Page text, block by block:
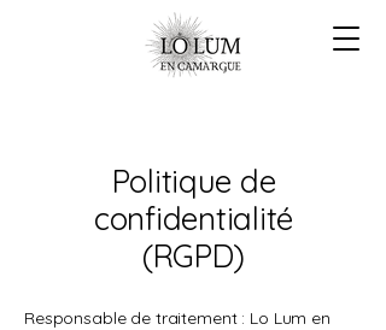
Politique de
confidentialité
(RGPD)
Responsable de traitement : Lo Lum en